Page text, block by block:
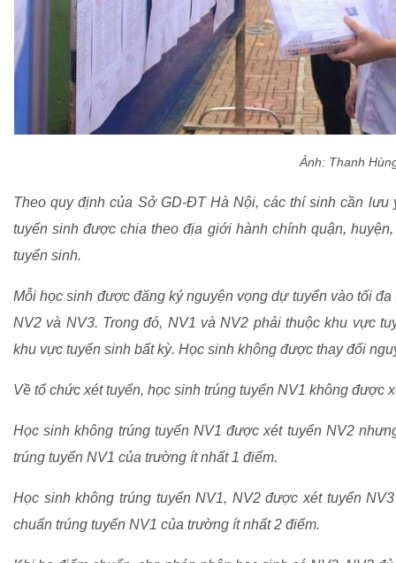
Ảnh: Thanh
Theo quy định của Sở GD-ĐT Hà Nội, các thí sinh cần
tuyển sinh được chia theo địa giới hành chính quận,
tuyển sinh.
Mỗi học sinh được đăng ký nguyện vọng dự tuyển vào tối
NV2 và NV3. Trong đó, NV1 và NV2 phải thuộc khu vực
khu vực tuyển sinh bất kỳ. Học sinh không được thay đổi
Về tổ chức xét tuyển, học sinh trúng tuyển NV1 không được
Học sinh không trúng tuyển NV1 được xét tuyển NV2
trúng tuyển NV1 của trường ít nhất 1 điểm.
Học sinh không trúng tuyển NV1, NV2 được xét tuyển
chuẩn trúng tuyển NV1 của trường ít nhất 2 điểm.